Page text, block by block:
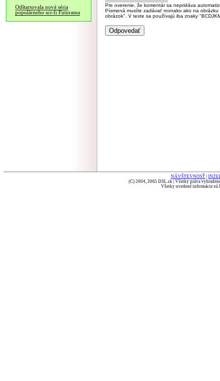
Odštartovala nová séria
populárneho sci-fi Futurama
Pre overenie, že komentár sa nepridáva
Písmená musíte zadávať rovnako ako na
obrázok". V texte sa používajú iba znaky
NÁVŠTEVNOSŤ
(C) 2004, 2005 DSL.sk | Všetky práva
Všetky uvedené informácie sú